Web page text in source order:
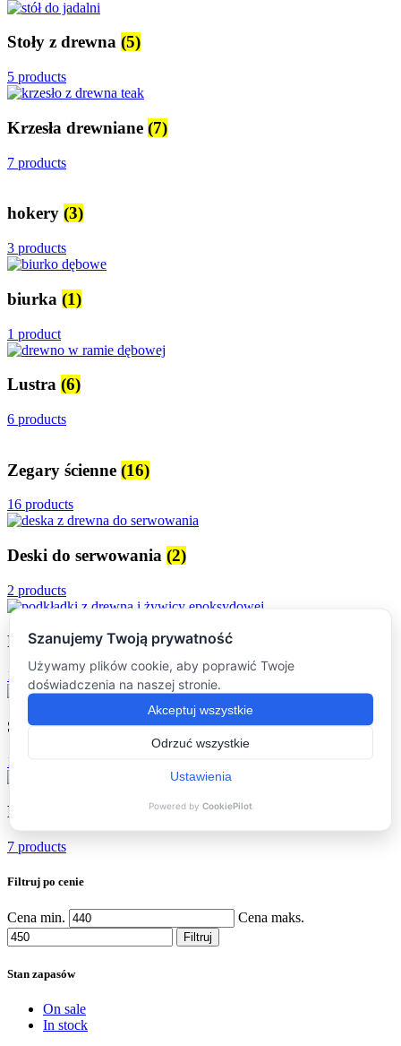
Stoły z drewna (5)
5 products
Krzesła drewniane (7)
7 products
hokery (3)
3 products
biurka (1)
1 product
Lustra (6)
6 products
Zegary ścienne (16)
16 products
Deski do serwowania (2)
2 products
Podkładki(16)
16 products
Stoliki kawowe(16)
16 products
Dodatki
7 products
Filtruj po cenie
Cena min. Cena maks.
Filtruj
Stan zapasów
On sale
In stock